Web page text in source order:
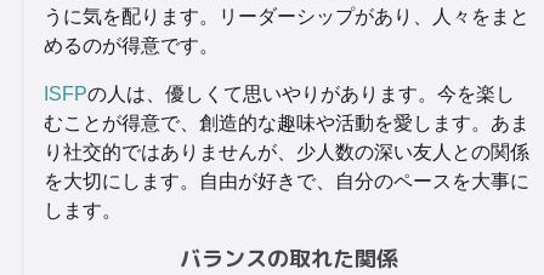
うに気を配ります。リーダーシップがあり、人々をまと
めるのが得意です。
ISFPの人は、優しくて思いやりがあります。今を楽し
むことが得意で、創造的な趣味や活動を愛します。あま
り社交的ではありませんが、少人数の深い友人との関係
を大切にします。自由が好きで、自分のペースを大事に
します。
バランスの取れた関係